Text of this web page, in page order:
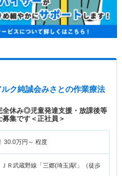
ク純誠会みさとの作業療法
全休み◎児童発達支援・放課後等
集です＜正社員＞
30.0万円～ 程度
ＪＲ武蔵野線「三郷(埼玉)駅」（徒歩